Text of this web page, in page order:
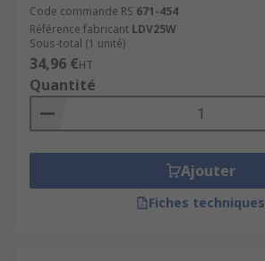
Code commande RS 671-454
Référence fabricant LDV25W
Sous-total (1 unité)
34,96 €HT
Quantité
Ajouter
Fiches techniques